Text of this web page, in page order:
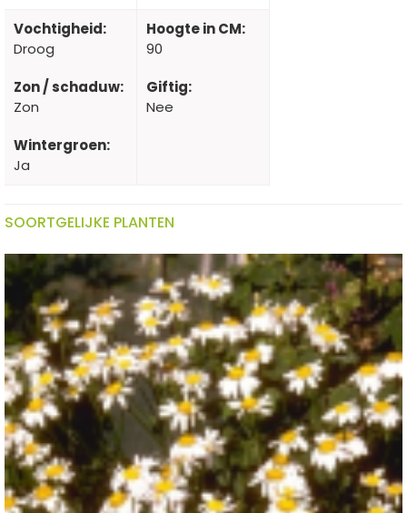
Vochtigheid:
Droog
Zon / schaduw:
Zon
Wintergroen:
Ja
Hoogte in CM:
90
Giftig:
Nee
SOORTGELIJKE PLANTEN